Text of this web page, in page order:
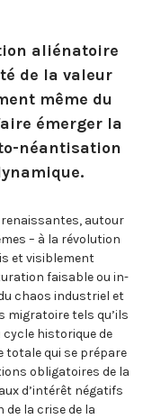
aliénatoire
de la valeur
même du
émerger la
néantisation
autour
– à la révolution
et visiblement
faisable ou in-
chaos industriel et
migratoire tels qu’ils
historique de
totale qui se prépare
obligatoires de la
d’intérêt négatifs
la crise de la